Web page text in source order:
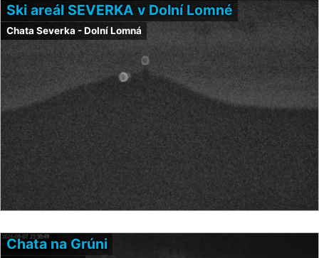
Ski areál SEVERKA v Dolní Lomné
Chata Severka - Dolní Lomná
Chata na Grúni